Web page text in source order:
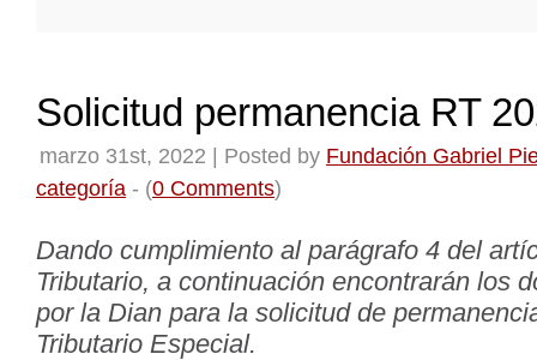
Solicitud permanencia RT
marzo 31st, 2022 | Posted by Fundación Gabriel
categoría - (0 Comments)
Dando cumplimiento al parágrafo 4 del
Tributario, a continuación encontrarán los
por la Dian para la solicitud de
Tributario Especial.